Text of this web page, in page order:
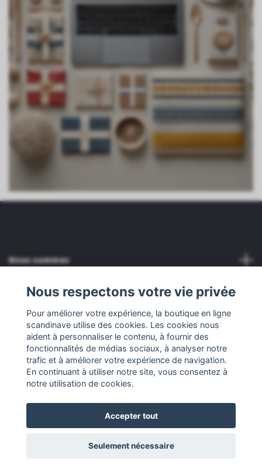
Nous sommes
Service client
Autre
Réseaux sociaux
© 2026 Scandinavian Online Store
Nous respectons votre vie privée
Pour améliorer votre expérience, la boutique en ligne
scandinave utilise des cookies. Les cookies nous
aident à personnaliser le contenu, à fournir des
fonctionnalités de médias sociaux, à analyser notre
trafic et à améliorer votre expérience de navigation.
En continuant à utiliser notre site, vous consentez à
notre utilisation de cookies.
Accepter tout
Seulement nécessaire